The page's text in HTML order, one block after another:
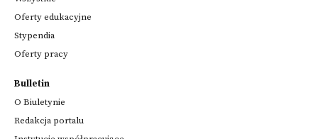
Oferty edukacyjne
Stypendia
Oferty pracy
Bulletin
O Biuletynie
Redakcja portalu